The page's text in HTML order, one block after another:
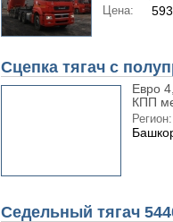
Цена:
Сцепка тягач с
Евро
КПП
Регион:
Седельный тягач